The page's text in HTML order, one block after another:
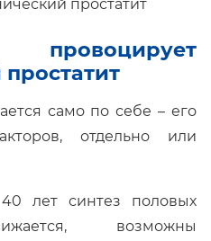
само по себе – его
отдельно или
лет синтез половых
возможны